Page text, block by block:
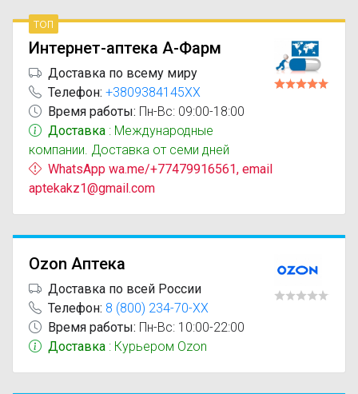
топ
Интернет-аптека А-Фарм
Доставка по всему миру
Телефон: +3809384145XX
Время работы: Пн-Вс: 09:00-18:00
Доставка : Международные
компании. Доставка от семи дней
WhatsApp wa.me/+77479916561, email
aptekakz1@gmail.com
Ozon Аптека
Доставка по всей России
Телефон: 8 (800) 234-70-XX
Время работы: Пн-Вс: 10:00-22:00
Доставка : Курьером Ozon